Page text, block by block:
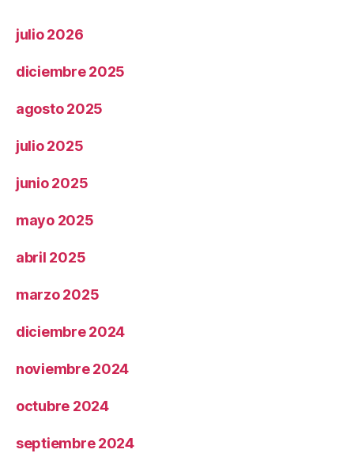
julio 2026
diciembre 2025
agosto 2025
julio 2025
junio 2025
mayo 2025
abril 2025
marzo 2025
diciembre 2024
noviembre 2024
octubre 2024
septiembre 2024